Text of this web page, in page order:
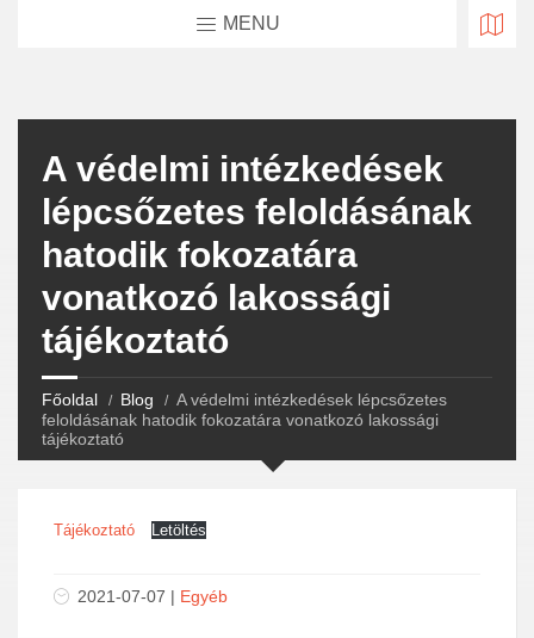
MENU
A védelmi intézkedések
lépcsőzetes feloldásának
hatodik fokozatára
vonatkozó lakossági
tájékoztató
Főoldal Blog
A védelmi intézkedések lépcsőzetes
feloldásának hatodik fokozatára vonatkozó lakossági
tájékoztató
Tájékoztató Letöltés
2021-07-07 | Egyéb